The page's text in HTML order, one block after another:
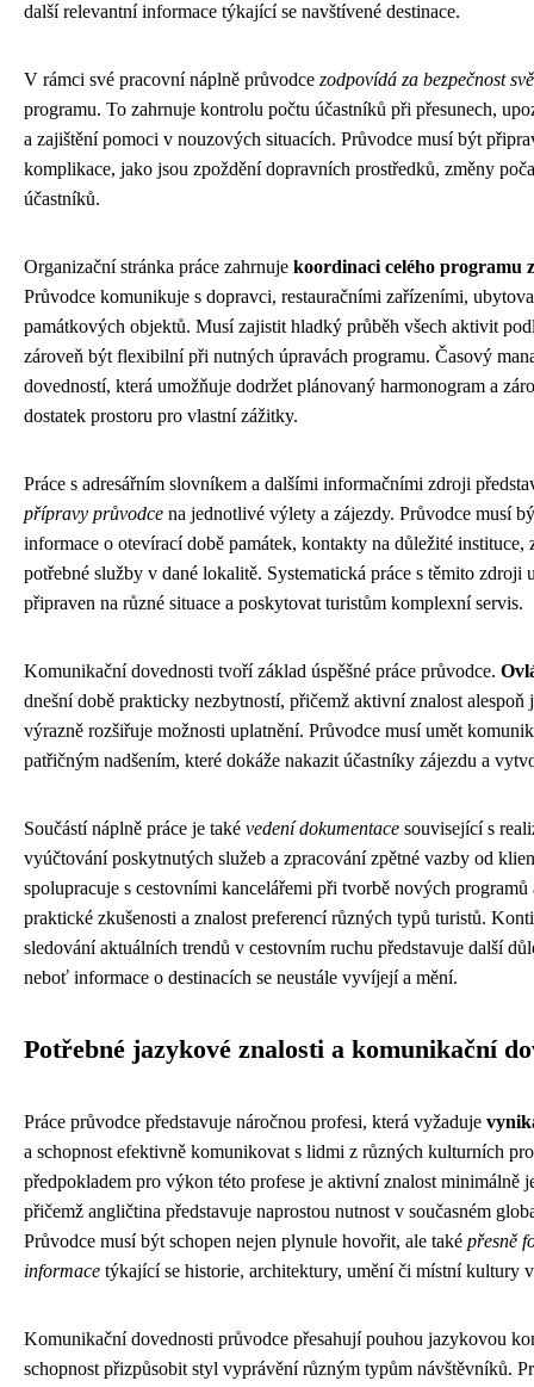
další relevantní informace týkající se navštívené destinace.
V rámci své pracovní náplně průvodce zodpovídá za bezpečnost
programu. To zahrnuje kontrolu počtu účastníků při přesunech,
a zajištění pomoci v nouzových situacích. Průvodce musí být
komplikace, jako jsou zpoždění dopravních prostředků, změny
účastníků.
Organizační stránka práce zahrnuje koordinaci celého programu
Průvodce komunikuje s dopravci, restauračními zařízeními,
památkových objektů. Musí zajistit hladký průběh všech aktivit
zároveň být flexibilní při nutných úpravách programu. Časový
dovedností, která umožňuje dodržet plánovaný harmonogram a
dostatek prostoru pro vlastní zážitky.
Práce s adresářním slovníkem a dalšími informačními zdroji
přípravy průvodce na jednotlivé výlety a zájezdy. Průvodce musí
informace o otevírací době památek, kontakty na důležité instituce,
potřebné služby v dané lokalitě. Systematická práce s těmito
připraven na různé situace a poskytovat turistům komplexní servis.
Komunikační dovednosti tvoří základ úspěšné práce průvodce.
dnešní době prakticky nezbytností, přičemž aktivní znalost alespoň
výrazně rozšiřuje možnosti uplatnění. Průvodce musí umět
patřičným nadšením, které dokáže nakazit účastníky zájezdu a
Součástí náplně práce je také vedení dokumentace související s
vyúčtování poskytnutých služeb a zpracování zpětné vazby od
spolupracuje s cestovními kancelářemi při tvorbě nových
praktické zkušenosti a znalost preferencí různých typů turistů.
sledování aktuálních trendů v cestovním ruchu představuje další
neboť informace o destinacích se neustále vyvíjejí a mění.
Potřebné jazykové znalosti a komunikační
Práce průvodce představuje náročnou profesi, která vyžaduje
a schopnost efektivně komunikovat s lidmi z různých kulturních
předpokladem pro výkon této profese je aktivní znalost minimálně
přičemž angličtina představuje naprostou nutnost v současném
Průvodce musí být schopen nejen plynule hovořit, ale také přesně
informace týkající se historie, architektury, umění či místní kultury
Komunikační dovednosti průvodce přesahují pouhou jazykovou
schopnost přizpůsobit styl vyprávění různým typům návštěvníků.